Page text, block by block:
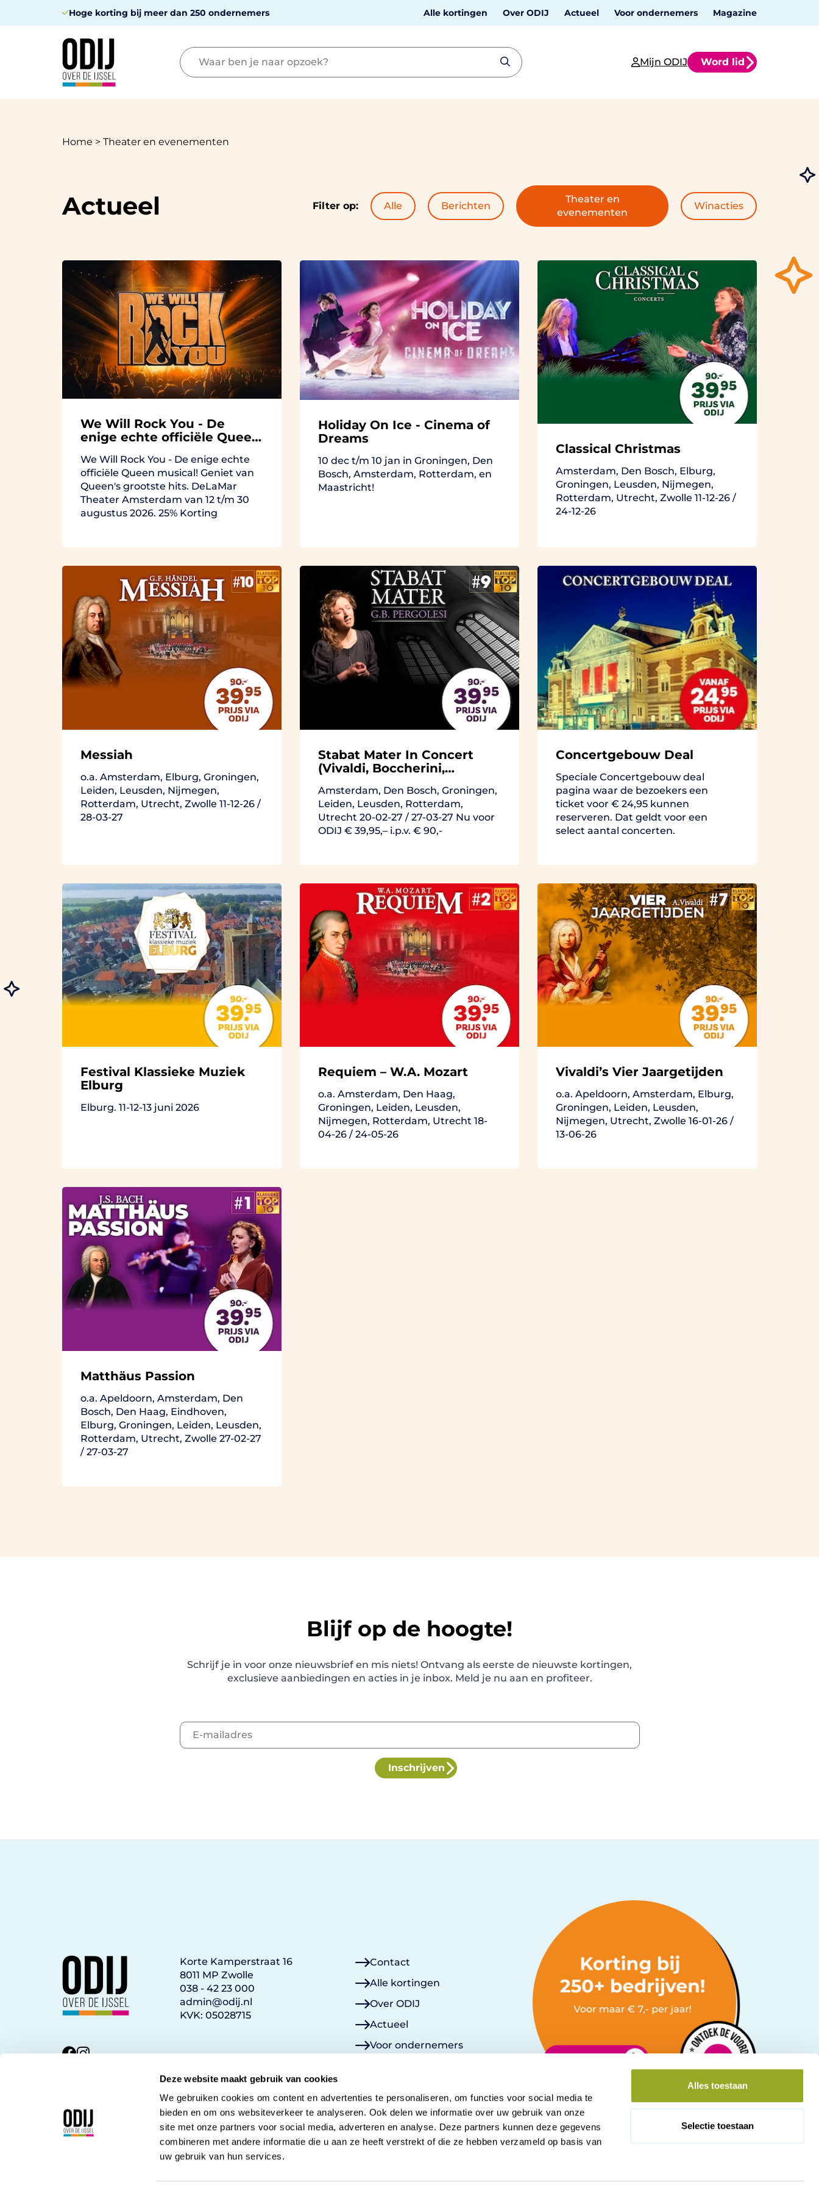
Deze website maakt gebruik van cookies
We gebruiken cookies om content en advertenties te personaliseren, om functies voor social media te
bieden en om ons websiteverkeer te analyseren. Ook delen we informatie over uw gebruik van onze
site met onze partners voor social media, adverteren en analyse. Deze partners kunnen deze gegevens
combineren met andere informatie die u aan ze heeft verstrekt of die ze hebben verzameld op basis van
uw gebruik van hun services.
Alles toestaan
Selectie toestaan
Hoge korting bij meer dan 250 ondernemers Alle kortingen Over ODIJ Actueel Voor ondernemers Magazine
Mijn ODIJ Word lid
Home > Theater en evenementen
Actueel Filter op: Alle Berichten
Theater en
evenementen
Winacties
We Will Rock You - De
enige echte officiële Queen
We Will Rock You - De enige echte
officiële Queen musical! Geniet van
Queen's grootste hits. DeLaMar
Theater Amsterdam van 12 t/m 30
augustus 2026. 25% Korting
Holiday On Ice - Cinema of
Dreams
10 dec t/m 10 jan in Groningen, Den
Bosch, Amsterdam, Rotterdam, en
Maastricht!
Classical Christmas
Amsterdam, Den Bosch, Elburg,
Groningen, Leusden, Nijmegen,
Rotterdam, Utrecht, Zwolle 11-12-26 /
24-12-26
Messiah
o.a. Amsterdam, Elburg, Groningen,
Leiden, Leusden, Nijmegen,
Rotterdam, Utrecht, Zwolle 11-12-26 /
28-03-27
Stabat Mater In Concert
(Vivaldi, Boccherini,
Amsterdam, Den Bosch, Groningen,
Leiden, Leusden, Rotterdam,
Utrecht 20-02-27 / 27-03-27 Nu voor
ODIJ € 39,95,– i.p.v. € 90,-
Concertgebouw Deal
Speciale Concertgebouw deal
pagina waar de bezoekers een
ticket voor € 24,95 kunnen
reserveren. Dat geldt voor een
select aantal concerten.
Festival Klassieke Muziek
Elburg
Elburg. 11-12-13 juni 2026
Requiem – W.A. Mozart
o.a. Amsterdam, Den Haag,
Groningen, Leiden, Leusden,
Nijmegen, Rotterdam, Utrecht 18-
04-26 / 24-05-26
Vivaldi’s Vier Jaargetijden
o.a. Apeldoorn, Amsterdam, Elburg,
Groningen, Leiden, Leusden,
Nijmegen, Utrecht, Zwolle 16-01-26 /
13-06-26
Matthäus Passion
o.a. Apeldoorn, Amsterdam, Den
Bosch, Den Haag, Eindhoven,
Elburg, Groningen, Leiden, Leusden,
Rotterdam, Utrecht, Zwolle 27-02-27
/ 27-03-27
Blijf op de hoogte!
Schrijf je in voor onze nieuwsbrief en mis niets! Ontvang als eerste de nieuwste kortingen,
exclusieve aanbiedingen en acties in je inbox. Meld je nu aan en profiteer.
Inschrijven
Korte Kamperstraat 16
8011 MP Zwolle
038 - 42 23 000
admin@odij.nl
KVK: 05028715
Contact
Alle kortingen
Over ODIJ
Actueel
Voor ondernemers